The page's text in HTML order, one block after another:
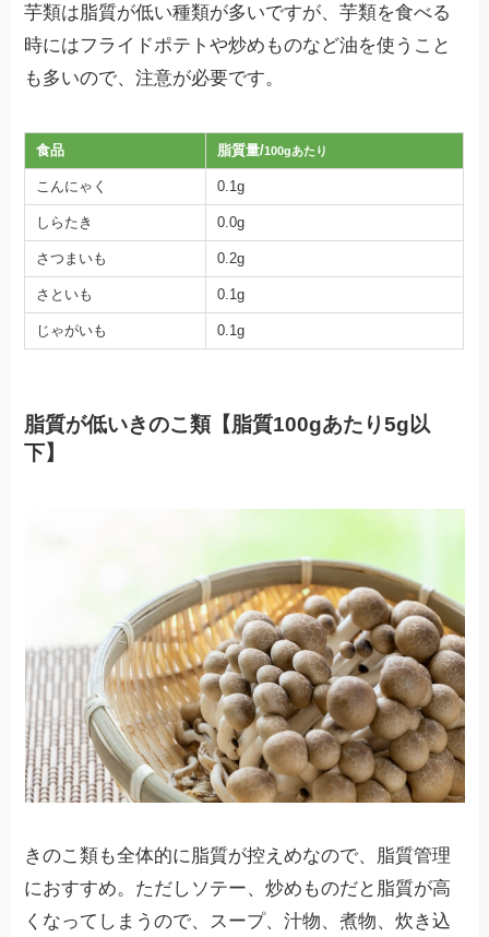
芋類は脂質が低い種類が多いですが、芋類を食べる
時にはフライドポテトや炒めものなど油を使うこと
も多いので、注意が必要です。
食品 脂質量/100gあたり
こんにゃく 0.1g
しらたき 0.0g
さつまいも 0.2g
さといも 0.1g
じゃがいも 0.1g
脂質が低いきのこ類【脂質100gあたり5g以
下】
きのこ類も全体的に脂質が控えめなので、脂質管理
におすすめ。ただしソテー、炒めものだと脂質が高
くなってしまうので、スープ、汁物、煮物、炊き込